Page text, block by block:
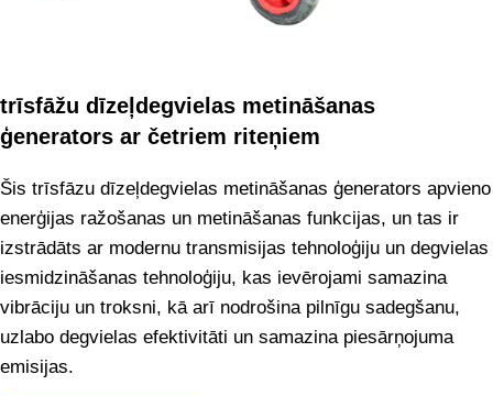
trīsfāžu dīzeļdegvielas metināšanas
ģenerators ar četriem riteņiem
Šis trīsfāzu dīzeļdegvielas metināšanas ģenerators apvieno
enerģijas ražošanas un metināšanas funkcijas, un tas ir
izstrādāts ar modernu transmisijas tehnoloģiju un degvielas
iesmidzināšanas tehnoloģiju, kas ievērojami samazina
vibrāciju un troksni, kā arī nodrošina pilnīgu sadegšanu,
uzlabo degvielas efektivitāti un samazina piesārņojuma
emisijas.